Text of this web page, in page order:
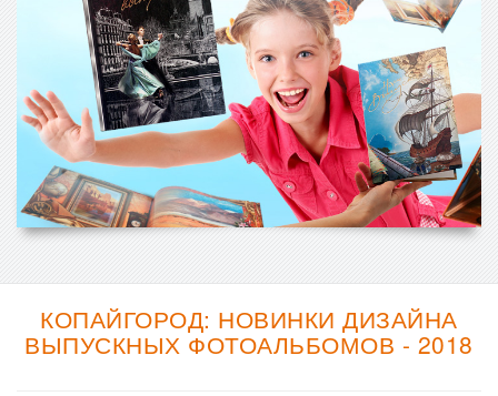
КОПАЙГОРОД: НОВИНКИ ДИЗАЙНА
ВЫПУСКНЫХ ФОТОАЛЬБОМОВ - 2018